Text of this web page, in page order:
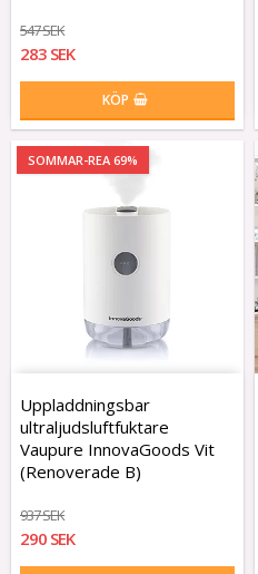
547 SEK
283 SEK
KÖP
SOMMAR-REA 69%
Uppladdningsbar
ultraljudsluftfuktare
Vaupure InnovaGoods Vit
(Renoverade B)
937 SEK
290 SEK